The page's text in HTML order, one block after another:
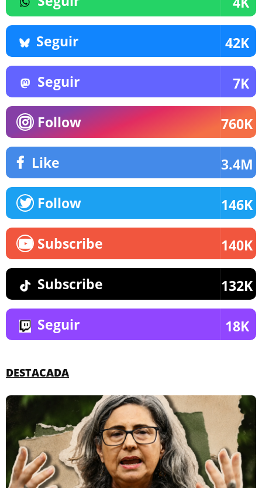
Seguir 42K
Seguir 7K
Follow 760K
Like 3.4M
Follow 146K
Subscribe 140K
Subscribe 132K
Seguir 18K
DESTACADA